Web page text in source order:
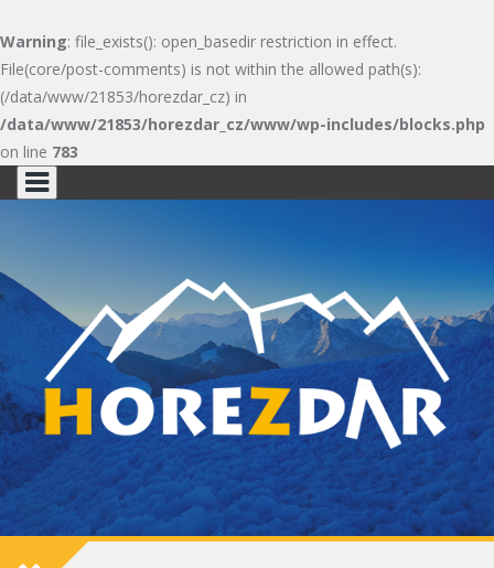
Warning: file_exists(): open_basedir restriction in effect.
File(core/post-comments) is not within the allowed path(s):
(/data/www/21853/horezdar_cz) in
/data/www/21853/horezdar_cz/www/wp-includes/blocks.php
on line 783
Skip
to